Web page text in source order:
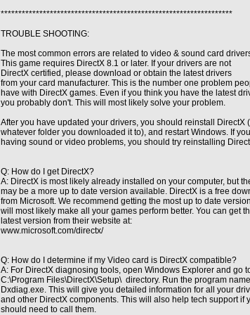
******************************************************************
TROUBLE SHOOTING:
The most common errors are related to video & sound card
This game requires DirectX 8.1 or later. If your drivers are not
DirectX certified, please download or obtain the latest drivers
from your card manufacturer. This is the number one problem
have with DirectX games. Even if you think you have the latest
you probably don't. This will most likely solve your problem.
After you have updated your drivers, you should reinstall DirectX
whatever folder you downloaded it to), and restart Windows. If
having sound or video problems, you should try reinstalling
Q: How do I get DirectX?
A: DirectX is most likely already installed on your computer, but
may be a more up to date version available. DirectX is a free
from Microsoft. We recommend getting the most up to date
will most likely make all your games perform better. You can get
latest version from their website at:
www.microsoft.com/directx/
Q: How do I determine if my Video card is DirectX compatible?
A: For DirectX diagnosing tools, open Windows Explorer and go
C:\Program Files\DirectX\Setup\ directory. Run the program
Dxdiag.exe. This will give you detailed information for all your
and other DirectX components. This will also help tech support if
should need to call them.